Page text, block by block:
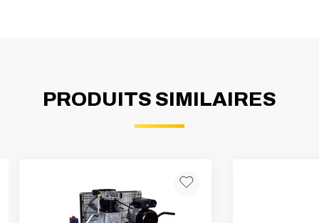
PRODUITS SIMILAIRES